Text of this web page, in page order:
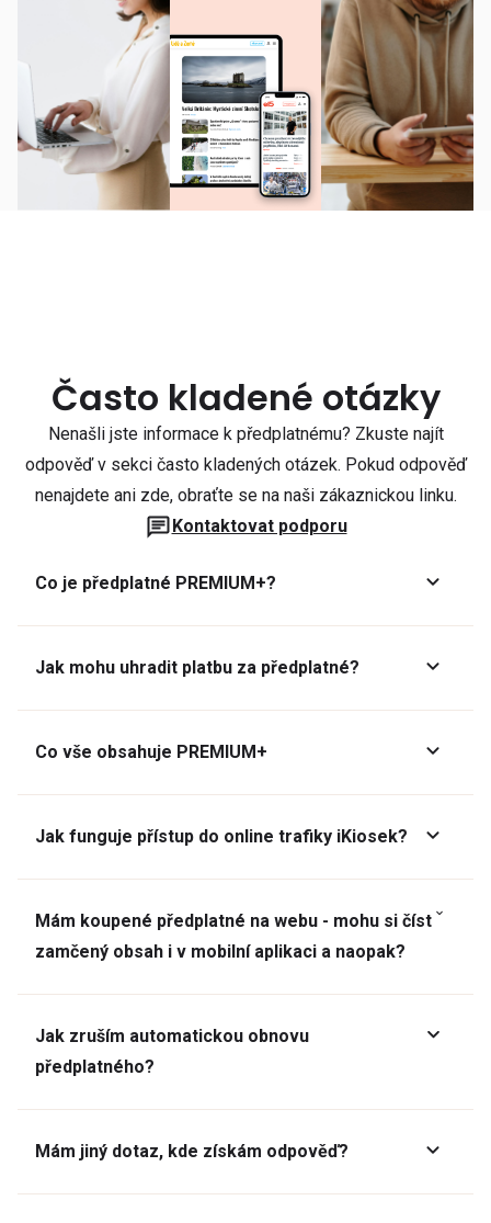
Často kladené otázky
Nenašli jste informace k předplatnému? Zkuste najít
odpověď v sekci často kladených otázek. Pokud odpověď
nenajdete ani zde, obraťte se na naši zákaznickou linku.
Kontaktovat podporu
Co je předplatné PREMIUM+?
Jak mohu uhradit platbu za předplatné?
Co vše obsahuje PREMIUM+
Jak funguje přístup do online trafiky iKiosek?
Mám koupené předplatné na webu - mohu si číst
zamčený obsah i v mobilní aplikaci a naopak?
Jak zruším automatickou obnovu
předplatného?
Mám jiný dotaz, kde získám odpověď?